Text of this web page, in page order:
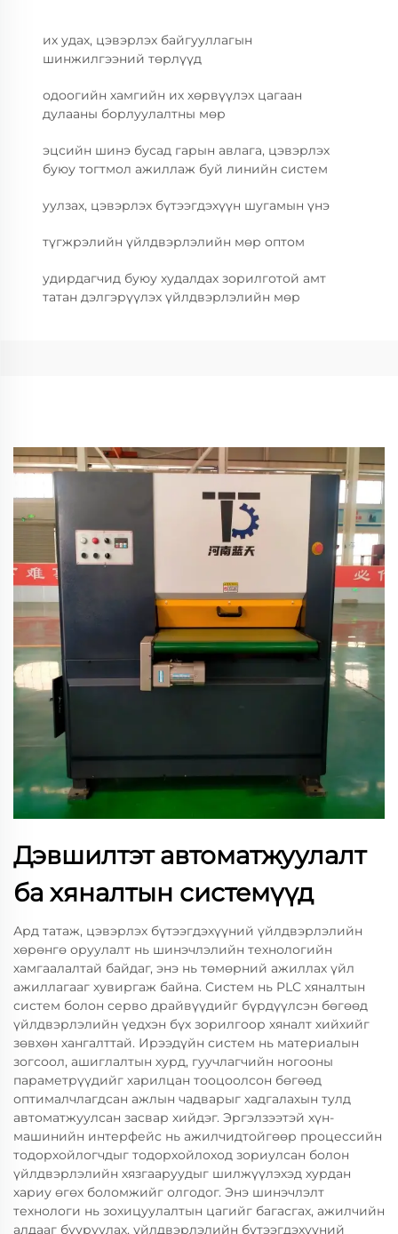
их удах, цэвэрлэх байгууллагын
шинжилгээний төрлүүд
одоогийн хамгийн их хөрвүүлэх цагаан
дулааны борлуулалтны мөр
эцсийн шинэ бусад гарын авлага, цэвэрлэх
буюу тогтмол ажиллаж буй линийн систем
уулзах, цэвэрлэх бүтээгдэхүүн шугамын үнэ
түгжрэлийн үйлдвэрлэлийн мөр оптом
удирдагчид буюу худалдах зорилготой амт
татан дэлгэрүүлэх үйлдвэрлэлийн мөр
Дэвшилтэт автоматжуулалт
ба хяналтын системүүд
Ард татаж, цэвэрлэх бүтээгдэхүүний үйлдвэрлэлийн
хөрөнгө оруулалт нь шинэчлэлийн технологийн
хамгаалалтай байдаг, энэ нь төмөрний ажиллах үйл
ажиллагааг хувиргаж байна. Систем нь PLC хяналтын
систем болон серво драйвүүдийг бүрдүүлсэн бөгөөд
үйлдвэрлэлийн үедхэн бүх зорилгоор хяналт хийхийг
зөвхөн хангалттай. Ирээдүйн систем нь материалын
зогсоол, ашиглалтын хурд, гуучлагчийн ногооны
параметрүүдийг харилцан тооцоолсон бөгөөд
оптималчлагдсан ажлын чадварыг хадгалахын тулд
автоматжуулсан засвар хийдэг. Эргэлзээтэй хүн-
машинийн интерфейс нь ажилчидтойгөөр процессийн
тодорхойлогчдыг тодорхойлоход зориулсан болон
үйлдвэрлэлийн хязгааруудыг шилжүүлэхэд хурдан
хариу өгөх боломжийг олгодог. Энэ шинэчлэлт
технологи нь зохицуулалтын цагийг багасгах, ажилчийн
алдааг бууруулах, үйлдвэрлэлийн бүтээгдэхүүний